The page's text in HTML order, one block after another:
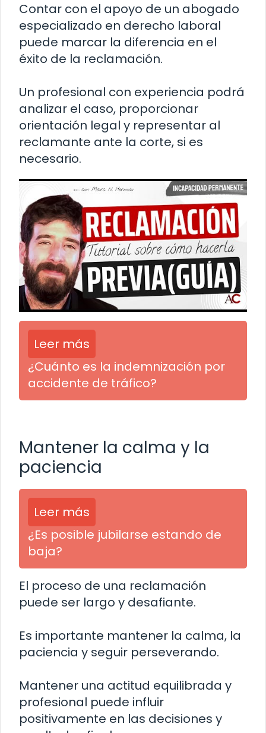
Contar con el apoyo de un abogado
especializado en derecho laboral
puede marcar la diferencia en el
éxito de la reclamación.
Un profesional con experiencia podrá
analizar el caso, proporcionar
orientación legal y representar al
reclamante ante la corte, si es
necesario.
Leer más
¿Cuánto es la indemnización por
accidente de tráfico?
Mantener la calma y la
paciencia
Leer más
¿Es posible jubilarse estando de
baja?
El proceso de una reclamación
puede ser largo y desafiante.
Es importante mantener la calma, la
paciencia y seguir perseverando.
Mantener una actitud equilibrada y
profesional puede influir
positivamente en las decisiones y